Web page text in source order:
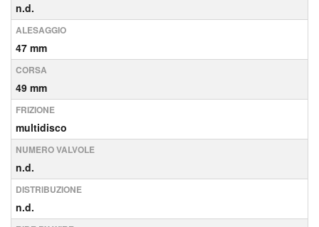
n.d.
ALESAGGIO
47 mm
CORSA
49 mm
FRIZIONE
multidisco
NUMERO VALVOLE
n.d.
DISTRIBUZIONE
n.d.